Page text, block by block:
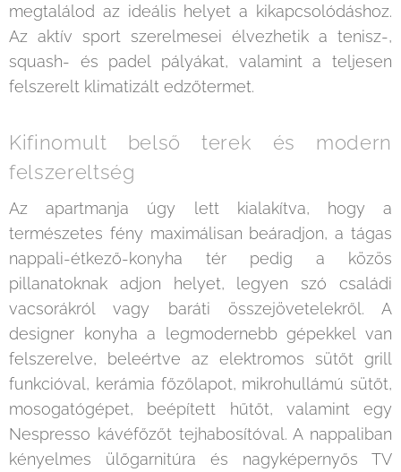
megtalálod az ideális helyet a kikapcsolódáshoz.
Az aktív sport szerelmesei élvezhetik a tenisz-,
squash- és padel pályákat, valamint a teljesen
felszerelt klimatizált edzőtermet.
Kifinomult belső terek és modern
felszereltség
Az apartmanja úgy lett kialakítva, hogy a
természetes fény maximálisan beáradjon, a tágas
nappali-étkező-konyha tér pedig a közös
pillanatoknak adjon helyet, legyen szó családi
vacsorákról vagy baráti összejövetelekről. A
designer konyha a legmodernebb gépekkel van
felszerelve, beleértve az elektromos sütőt grill
funkcióval, kerámia főzőlapot, mikrohullámú sütőt,
mosogatógépet, beépített hűtőt, valamint egy
Nespresso kávéfőzőt tejhabosítóval. A nappaliban
kényelmes ülőgarnitúra és nagyképernyős TV